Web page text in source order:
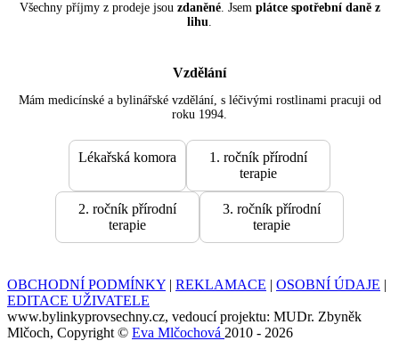
Všechny příjmy z prodeje jsou zdaněné. Jsem plátce spotřební daně z
lihu.
Vzdělání
Mám medicínské a bylinářské vzdělání, s léčivými rostlinami pracuji od
roku 1994.
Lékařská komora
1. ročník přírodní
terapie
2. ročník přírodní
terapie
3. ročník přírodní
terapie
OBCHODNÍ PODMÍNKY | REKLAMACE | OSOBNÍ ÚDAJE |
EDITACE UŽIVATELE
www.bylinkyprovsechny.cz, vedoucí projektu: MUDr. Zbyněk
Mlčoch, Copyright © Eva Mlčochová 2010 - 2026